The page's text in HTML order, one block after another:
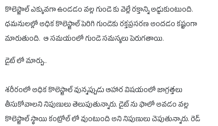
కొలెస్ట్రాల్ ఎక్కువగా ఉండడం వల్ల గుండె కు వెల్లే రక్తాన్ని అడ్డుకుంటుంది.
ధమనులల్లో అధిక కొలెస్ట్రాల్ పెరిగి గుండెకు రక్తప్రసరణ అందడం కష్టంగా
మారుతుంది. ఆ సమయంలో గుండె సమస్యలు పెరుగతాయి.
డైట్ లో మార్పు..
శరీరంలో అధిక కొలెస్ట్రాల్ వున్నప్పుడు ఆహార విషయంలో జాగ్రత్తలు
తీసుకోవాలని నిపుణులు తెలుపుతున్నారు. డైట్ ను ఫాలో అవడం వల్ల
కొలెస్ట్రాల్ స్థాయి కంట్రోల్ లో వుంటుంది అని నిపుణులు చెపుతున్నారు. రెడ్